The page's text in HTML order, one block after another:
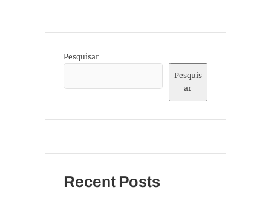
Pesquisar
Pesquis
ar
Recent Posts